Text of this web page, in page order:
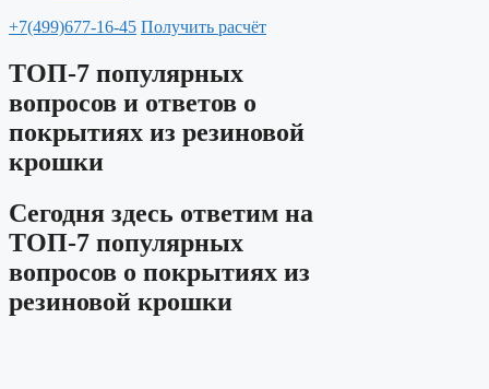
+7(499)677-16-45 Получить расчёт
ТОП-7 популярных
вопросов и ответов о
покрытиях из резиновой
крошки
Сегодня здесь ответим на
ТОП-7 популярных
вопросов о покрытиях из
резиновой крошки